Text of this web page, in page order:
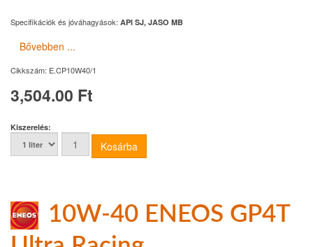
Specifikációk és jóváhagyások: API SJ, JASO MB
Bővebben ...
Cikkszám: E.CP10W40/1
3,504.00 Ft
Kiszerelés:
10W-40 ENEOS GP4T